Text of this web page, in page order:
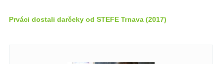
Prváci dostali darčeky od STEFE Trnava (2017)